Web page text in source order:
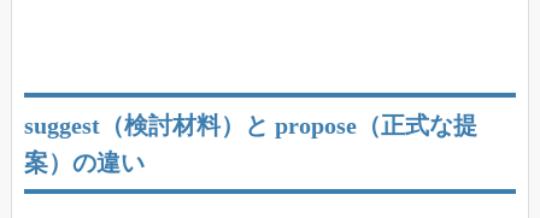
suggest（検討材料）と propose（正式な提
案）の違い